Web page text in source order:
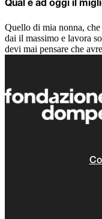
Qual è ad oggi il
Quello di mia nonna,
dai il massimo e lavora
devi mai pensare che